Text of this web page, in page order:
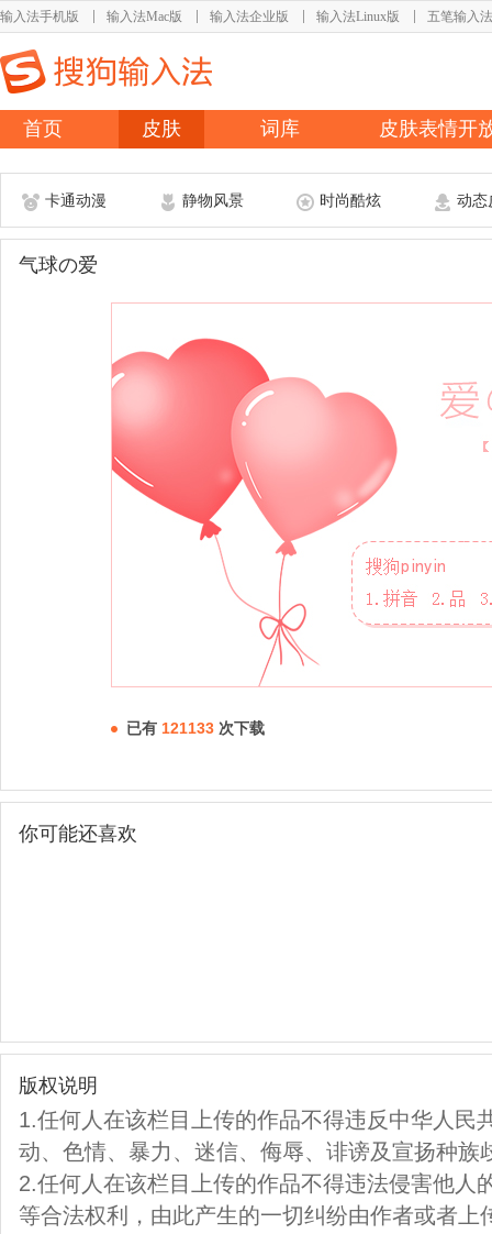
输入法手机版 输入法Mac版 输入法企业版 输入法Linux版 五笔输入法
首页 皮肤 词库 皮肤表情开
卡通动漫 静物风景 时尚酷炫 动态
气球の爱
已有 121133 次下载
你可能还喜欢
版权说明
1.任何人在该栏目上传的作品不得违反中华人民
动、色情、暴力、迷信、侮辱、诽谤及宣扬种族
2.任何人在该栏目上传的作品不得违法侵害他人
等合法权利，由此产生的一切纠纷由作者或者上